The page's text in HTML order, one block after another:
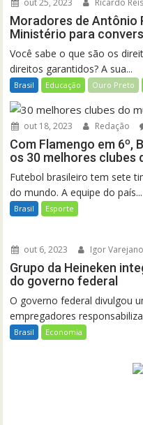
Moradores de Antônio
Ministério para
Você sabe o que são os
direitos garantidos? A sua...
Brasil Educação Ouro Preto
out 18, 2023 Redação
Com Flamengo em 6º,
os 30 melhores clubes
Futebol brasileiro tem sete
do mundo. A equipe do país...
Brasil Esporte
out 6, 2023 Igor Varejano
Grupo da Heineken
do governo federal
O governo federal divulgou
empregadores
Brasil Economia